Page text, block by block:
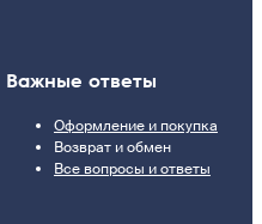
Важные ответы
Оформление и покупка
Возврат и обмен
Все вопросы и ответы